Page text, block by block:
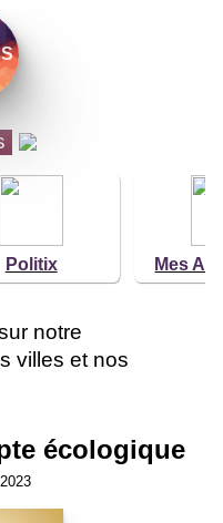
Politix Mes
notre
villes et nos
écologique